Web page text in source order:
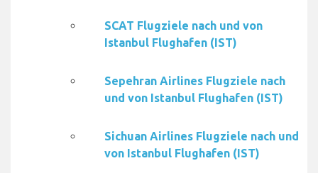
SCAT Flugziele nach und von
Istanbul Flughafen (IST)
Sepehran Airlines Flugziele nach
und von Istanbul Flughafen (IST)
Sichuan Airlines Flugziele nach und
von Istanbul Flughafen (IST)